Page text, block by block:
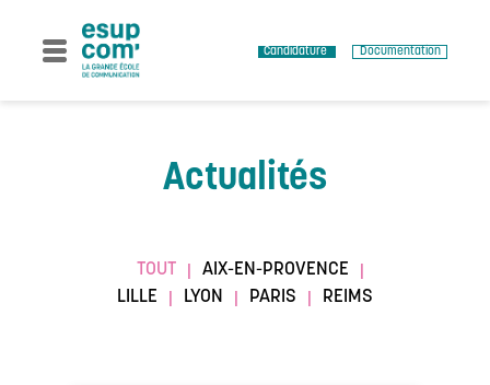
content
Candidature Documentation
Actualités
TOUT AIX-EN-PROVENCE
LILLE
LYON PARIS REIMS